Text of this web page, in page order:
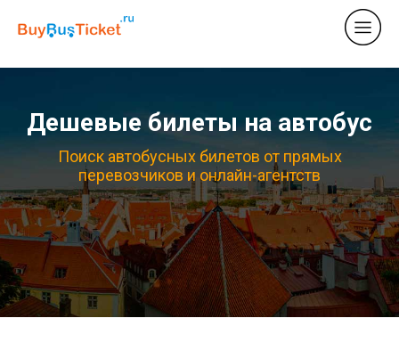
Дешевые билеты на автобус
Поиск автобусных билетов от прямых
перевозчиков и онлайн-агентств